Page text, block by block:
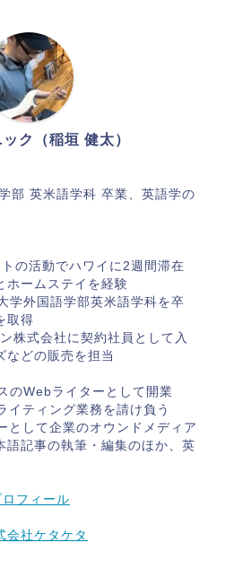
ク（稲垣 健太）
部 英米語学科 卒業、英語学の
の活動でハワイに2週間滞在
ホームステイを経験
学外国語学部英米語学科を卒
取得
株式会社に契約社員として入
などの販売を担当
のWebライターとして開業
イティング業務を請け負う
として企業のオウンドメディア
語記事の執筆・編集のほか、英
フィール
会社ケタケタ